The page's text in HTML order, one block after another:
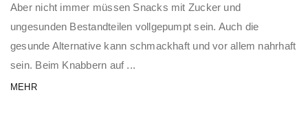
Aber nicht immer müssen Snacks mit Zucker und
ungesunden Bestandteilen vollgepumpt sein. Auch die
gesunde Alternative kann schmackhaft und vor allem nahrhaft
sein. Beim Knabbern auf ...
MEHR